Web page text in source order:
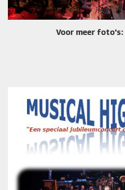
Voor meer foto's: